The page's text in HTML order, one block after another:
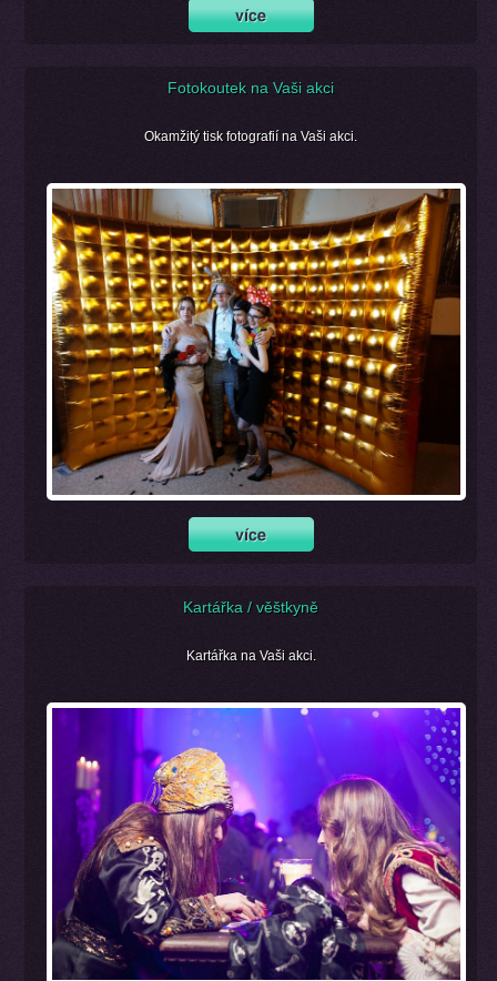
Fotokoutek na Vaši akci
Okamžitý tisk fotografií na Vaši akci.
Kartářka / věštkyně
Kartářka na Vaši akci.